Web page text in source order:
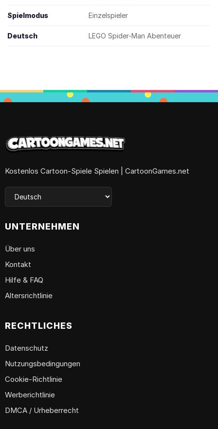
Spielmodus Einzelspieler
Deutsch LEGO Spider-Man Abenteuer
Kostenlos Cartoon-Spiele Spielen | CartoonGames.net
UNTERNEHMEN
Über uns
Kontakt
Hilfe & FAQ
Altersrichtlinie
RECHTLICHES
Datenschutz
Nutzungsbedingungen
Cookie-Richtlinie
Werberichtlinie
DMCA / Urheberrecht